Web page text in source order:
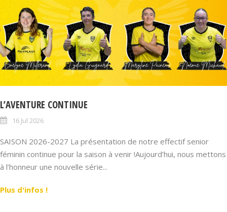
L’AVENTURE CONTINUE
16 Jul 2026
SAISON 2026-2027 La présentation de notre effectif senior
féminin continue pour la saison à venir !Aujourd’hui, nous mettons
à l’honneur une nouvelle série...
Plus d'infos !